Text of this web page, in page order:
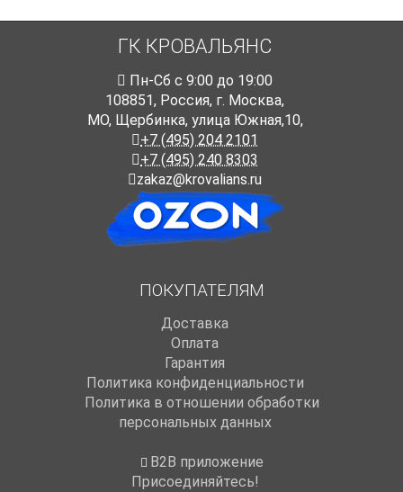
ГК КРОВАЛЬЯНС
Пн-Cб с 9:00 до 19:00
108851, Россия, г. Москва,
МО, Щербинка, улица Южная,10,
+7 (495) 204 2101
+7 (495) 240 8303
zakaz@krovalians.ru
ПОКУПАТЕЛЯМ
Доставка
Оплата
Гарантия
Политика конфиденциальности
Политика в отношении обработки
персональных данных
B2B приложение
Присоединяйтесь!